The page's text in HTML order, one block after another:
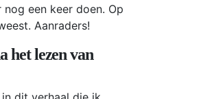
een keer doen. Op
Aanraders!
het lezen van